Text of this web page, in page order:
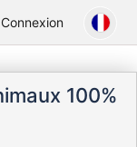
Connexion
100%